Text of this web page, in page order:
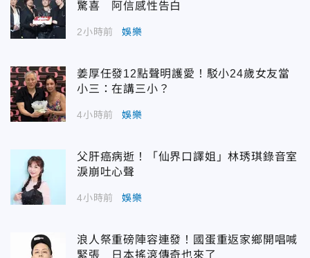
驚喜 阿信感性告白
2小時前 娛樂
姜厚任發12點聲明護愛！駁小24歲女友當
小三：在講三小？
4小時前 娛樂
父肝癌病逝！「仙界口譯姐」林琇琪錄音室
淚崩吐心聲
4小時前 娛樂
浪人祭重磅陣容連發！國蛋重返家鄉開唱喊
緊張 日本搖滾傳奇也來了